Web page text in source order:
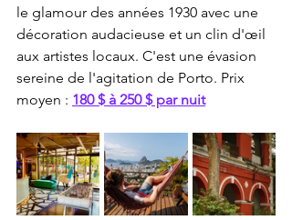
le glamour des années 1930 avec une
décoration audacieuse et un clin d'œil
aux artistes locaux. C'est une évasion
sereine de l'agitation de Porto. Prix
moyen : 180 $ à 250 $ par nuit